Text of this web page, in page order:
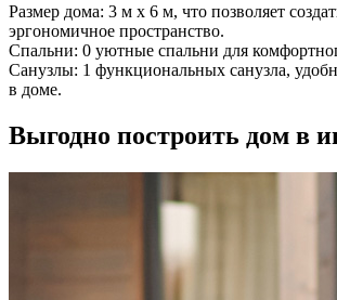
Размер дома: 3 м x 6 м, что позволяет
эргономичное пространство.
Спальни: 0 уютные спальни для
Санузлы: 1 функциональных санузла,
в доме.
Выгодно построить дом в